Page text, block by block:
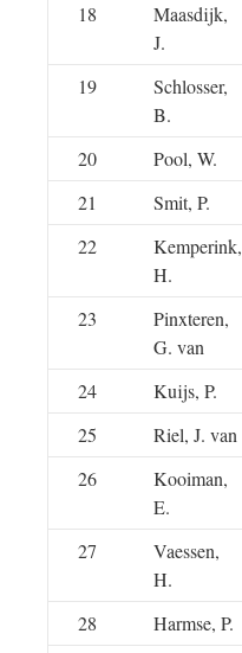
18
Maasdijk,
J.
19
Schlosser,
B.
20 Pool, W.
21
Smit, P.
22
Kemperink,
H.
23
Pinxteren,
G. van
24 Kuijs, P.
25
Riel, J. van
26
Kooiman,
E.
27
Vaessen,
H.
28 Harmse, P.